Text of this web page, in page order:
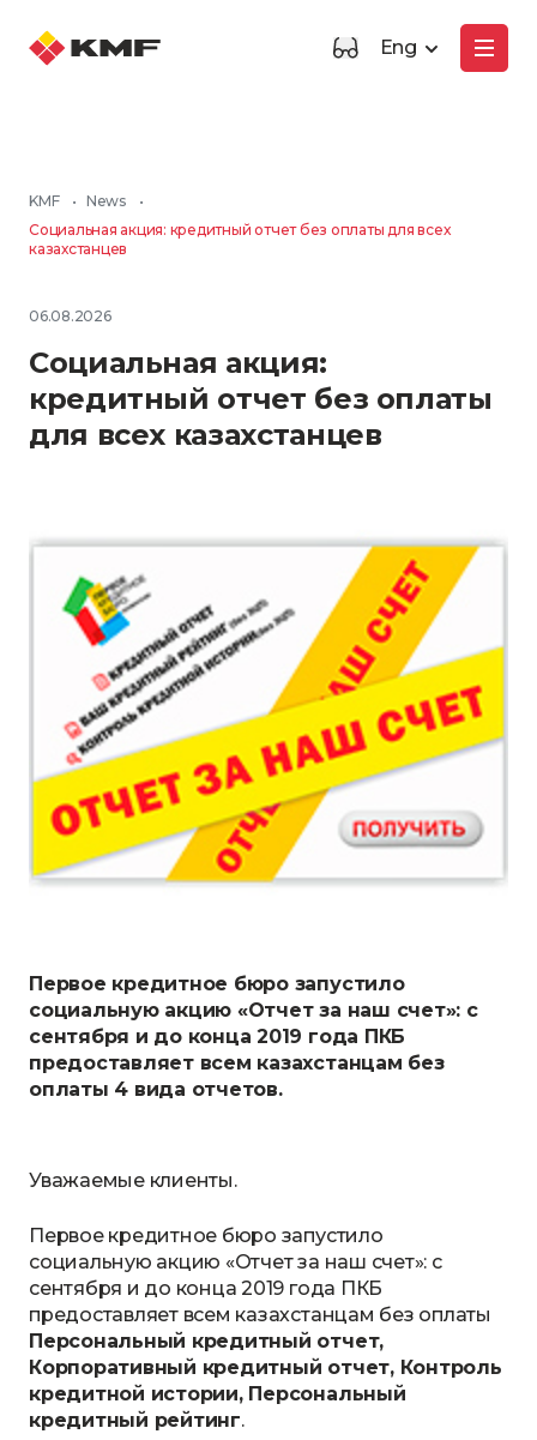
Eng
KMF • News
•
Социальная акция: кредитный отчет без оплаты для всех
казахстанцев
06.08.2026
Социальная акция:
кредитный отчет без оплаты
для всех казахстанцев
Первое кредитное бюро запустило
социальную акцию «Отчет за наш счет»: с
сентября и до конца 2019 года ПКБ
предоставляет всем казахстанцам без
оплаты 4 вида отчетов.
Уважаемые клиенты.
Первое кредитное бюро запустило
социальную акцию «Отчет за наш счет»: с
сентября и до конца 2019 года ПКБ
предоставляет всем казахстанцам без оплаты
Персональный кредитный отчет,
Корпоративный кредитный отчет, Контроль
кредитной истории, Персональный
кредитный рейтинг.